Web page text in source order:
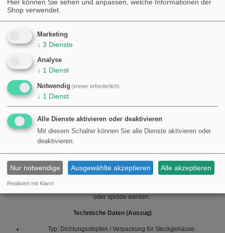
Motorrad-Umgebungen ab, einschließlich Einflüssen durch
Elektrische Isolation: ja — die Verpackung fungiert als isolierende
Barriere um die Leiter in der Steckverbindung.
Abmessungen und physikalische Daten
Innenöffnung: ca. 1,75 mm (für Leiter 1,0–1,5 mm² angepasst).
Länge: ca. 7,8 mm.
Anwendungstipps für Fachleute
Vor dem Montieren den Innendurchmesser des Steckgehäuses
(Repline-Typ) prüfen, um eine korrekte Abdichtung und Festhalt zu
kann die Montage schwierig oder die Verpackung beschädigt werden.
Den Zustand der Verpackung bei Wiederverwendung prüfen —
Elastomere können mit Alterung und chemischer Einflussnahme hart
oder spröde werden.
Technische Daten (Auszug)
Typ: Dichtungsstopfen / Verpackung für Steckgehäuse.
Hier können Sie sehen und anpassen, welche Informationen der
Shop verwendet.
Marketing
↓ 3 Dienste
Analyse
↓ 1 Dienst
Notwendig (immer erforderlich)
↓ 1 Dienst
Alle Dienste aktivieren oder deaktivieren
Mit diesem Schalter können Sie alle Dienste aktivieren oder
deaktivieren.
Nur notwendige Ausgewählte akzeptieren Alle akzeptieren
Realisiert mit Klaro!